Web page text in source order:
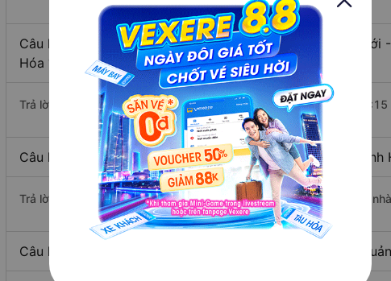
Câu hỏi: Mỗi ngày có bao nhiêu chuyến xe khách Đồng Hới
Hóa ?
Trả lời: Trung bình mỗi ngày có khoảng 5 chuyến xe bắt đầu từ
Câu hỏi: Nhà xe đi Đồng Hới - Quảng Bình Tĩnh Gia - Thanh
Trả lời: Chuyến xe có giờ xuất phát sớm nhất vào lúc 20:15 là của
Câu hỏi: Nhà xe đi Tĩnh Gia - Thanh Hóa từ Đồng Hới -